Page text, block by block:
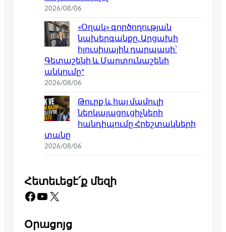
2026/08/06
«Օղակ» գործողության
նախերգանքը. Արցախի
հյուսիսային դարպասի՝
Գետաշենի և Մարտունաշենի
անկումը*
2026/08/06
Թուրք և հայ մամուլի
ներկայացուցիչների
հանդիպումը Հրեշտակների
տանը
2026/08/06
Հետեւեցէ՛ք մեզի
Facebook YouTube X
Օրացոյց